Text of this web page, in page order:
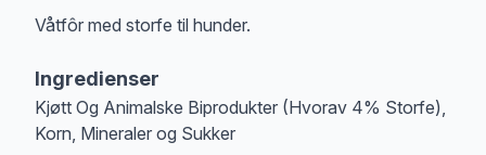
Produktbeskrivelse
Våtfôr med storfe til hunder.
Ingredienser
Kjøtt Og Animalske Biprodukter (Hvorav 4% Storfe),
Korn, Mineraler og Sukker